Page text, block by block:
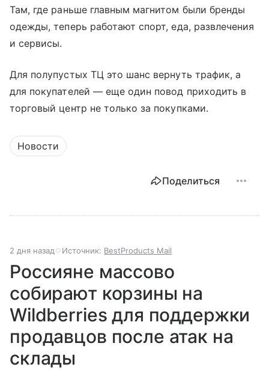
Там, где раньше главным магнитом были бренды
одежды, теперь работают спорт, еда, развлечения
и сервисы.
Для полупустых ТЦ это шанс вернуть трафик, а
для покупателей — еще один повод приходить в
торговый центр не только за покупками.
Новости
Поделиться
2 дня назад Источник: BestProducts Mail
Россияне массово
собирают корзины на
Wildberries для поддержки
продавцов после атак на
склады